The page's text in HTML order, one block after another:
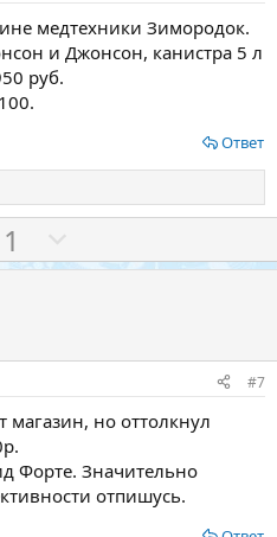
медтехники Зимородок.
и Джонсон, канистра 5 л
руб.
Ответ
1
р
и
#7
магазин, но оттолкнул
Форте. Значительно
отпишусь.